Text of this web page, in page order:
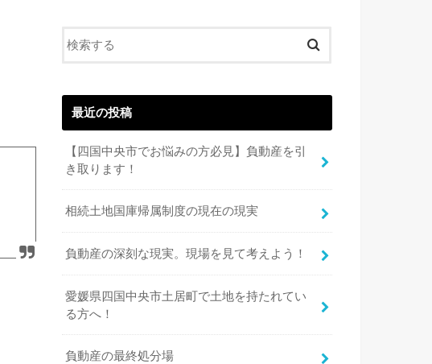
最近の投稿
【四国中央市でお悩みの方必見】負動産を引
き取ります！
相続土地国庫帰属制度の現在の現実
負動産の深刻な現実。現場を見て考えよう！
愛媛県四国中央市土居町で土地を持たれてい
る方へ！
負動産の最終処分場